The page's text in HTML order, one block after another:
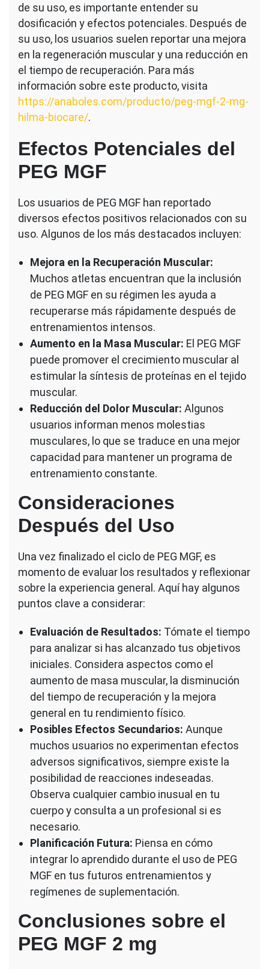
de su uso, es importante entender su
dosificación y efectos potenciales. Después de
su uso, los usuarios suelen reportar una mejora
en la regeneración muscular y una reducción en
el tiempo de recuperación. Para más
información sobre este producto, visita
https://anaboles.com/producto/peg-mgf-2-mg-
hilma-biocare/.
Efectos Potenciales del
PEG MGF
Los usuarios de PEG MGF han reportado
diversos efectos positivos relacionados con su
uso. Algunos de los más destacados incluyen:
Mejora en la Recuperación Muscular:
Muchos atletas encuentran que la inclusión
de PEG MGF en su régimen les ayuda a
recuperarse más rápidamente después de
entrenamientos intensos.
Aumento en la Masa Muscular: El PEG MGF
puede promover el crecimiento muscular al
estimular la síntesis de proteínas en el tejido
muscular.
Reducción del Dolor Muscular: Algunos
usuarios informan menos molestias
musculares, lo que se traduce en una mejor
capacidad para mantener un programa de
entrenamiento constante.
Consideraciones
Después del Uso
Una vez finalizado el ciclo de PEG MGF, es
momento de evaluar los resultados y reflexionar
sobre la experiencia general. Aquí hay algunos
puntos clave a considerar:
Evaluación de Resultados: Tómate el tiempo
para analizar si has alcanzado tus objetivos
iniciales. Considera aspectos como el
aumento de masa muscular, la disminución
del tiempo de recuperación y la mejora
general en tu rendimiento físico.
Posibles Efectos Secundarios: Aunque
muchos usuarios no experimentan efectos
adversos significativos, siempre existe la
posibilidad de reacciones indeseadas.
Observa cualquier cambio inusual en tu
cuerpo y consulta a un profesional si es
necesario.
Planificación Futura: Piensa en cómo
integrar lo aprendido durante el uso de PEG
MGF en tus futuros entrenamientos y
regímenes de suplementación.
Conclusiones sobre el
PEG MGF 2 mg